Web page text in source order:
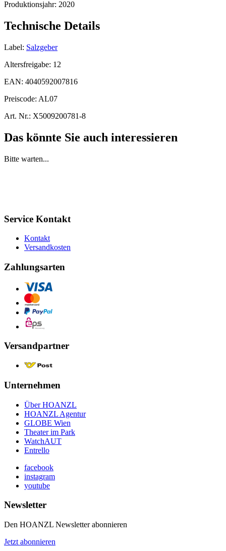
Produktionsjahr: 2020
Technische Details
Label: Salzgeber
Altersfreigabe: 12
EAN: 4040592007816
Preiscode: AL07
Art. Nr.: X5009200781-8
Das könnte Sie auch interessieren
Bitte warten...
Service Kontakt
Kontakt
Versandkosten
Zahlungsarten
Versandpartner
Unternehmen
Über HOANZL
HOANZL Agentur
GLOBE Wien
Theater im Park
WatchAUT
Entrello
facebook
instagram
youtube
Newsletter
Den HOANZL Newsletter abonnieren
Jetzt abonnieren